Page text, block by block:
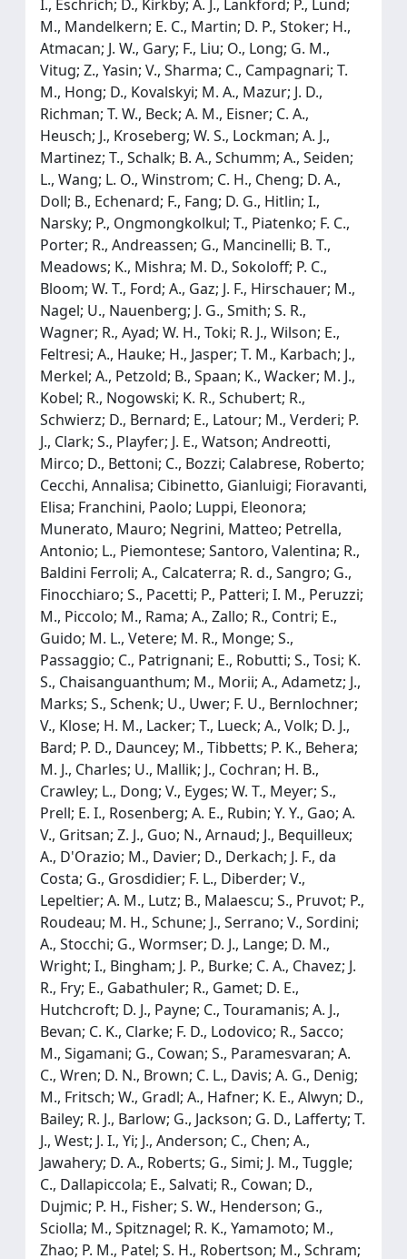
I., Eschrich; D., Kirkby; A. J., Lankford; P., Lund;
M., Mandelkern; E. C., Martin; D. P., Stoker; H.,
Atmacan; J. W., Gary; F., Liu; O., Long; G. M.,
Vitug; Z., Yasin; V., Sharma; C., Campagnari; T.
M., Hong; D., Kovalskyi; M. A., Mazur; J. D.,
Richman; T. W., Beck; A. M., Eisner; C. A.,
Heusch; J., Kroseberg; W. S., Lockman; A. J.,
Martinez; T., Schalk; B. A., Schumm; A., Seiden;
L., Wang; L. O., Winstrom; C. H., Cheng; D. A.,
Doll; B., Echenard; F., Fang; D. G., Hitlin; I.,
Narsky; P., Ongmongkolkul; T., Piatenko; F. C.,
Porter; R., Andreassen; G., Mancinelli; B. T.,
Meadows; K., Mishra; M. D., Sokoloff; P. C.,
Bloom; W. T., Ford; A., Gaz; J. F., Hirschauer; M.,
Nagel; U., Nauenberg; J. G., Smith; S. R.,
Wagner; R., Ayad; W. H., Toki; R. J., Wilson; E.,
Feltresi; A., Hauke; H., Jasper; T. M., Karbach; J.,
Merkel; A., Petzold; B., Spaan; K., Wacker; M. J.,
Kobel; R., Nogowski; K. R., Schubert; R.,
Schwierz; D., Bernard; E., Latour; M., Verderi; P.
J., Clark; S., Playfer; J. E., Watson; Andreotti,
Mirco; D., Bettoni; C., Bozzi; Calabrese, Roberto;
Cecchi, Annalisa; Cibinetto, Gianluigi; Fioravanti,
Elisa; Franchini, Paolo; Luppi, Eleonora;
Munerato, Mauro; Negrini, Matteo; Petrella,
Antonio; L., Piemontese; Santoro, Valentina; R.,
Baldini Ferroli; A., Calcaterra; R. d., Sangro; G.,
Finocchiaro; S., Pacetti; P., Patteri; I. M., Peruzzi;
M., Piccolo; M., Rama; A., Zallo; R., Contri; E.,
Guido; M. L., Vetere; M. R., Monge; S.,
Passaggio; C., Patrignani; E., Robutti; S., Tosi; K.
S., Chaisanguanthum; M., Morii; A., Adametz; J.,
Marks; S., Schenk; U., Uwer; F. U., Bernlochner;
V., Klose; H. M., Lacker; T., Lueck; A., Volk; D. J.,
Bard; P. D., Dauncey; M., Tibbetts; P. K., Behera;
M. J., Charles; U., Mallik; J., Cochran; H. B.,
Crawley; L., Dong; V., Eyges; W. T., Meyer; S.,
Prell; E. I., Rosenberg; A. E., Rubin; Y. Y., Gao; A.
V., Gritsan; Z. J., Guo; N., Arnaud; J., Bequilleux;
A., D'Orazio; M., Davier; D., Derkach; J. F., da
Costa; G., Grosdidier; F. L., Diberder; V.,
Lepeltier; A. M., Lutz; B., Malaescu; S., Pruvot; P.,
Roudeau; M. H., Schune; J., Serrano; V., Sordini;
A., Stocchi; G., Wormser; D. J., Lange; D. M.,
Wright; I., Bingham; J. P., Burke; C. A., Chavez; J.
R., Fry; E., Gabathuler; R., Gamet; D. E.,
Hutchcroft; D. J., Payne; C., Touramanis; A. J.,
Bevan; C. K., Clarke; F. D., Lodovico; R., Sacco;
M., Sigamani; G., Cowan; S., Paramesvaran; A.
C., Wren; D. N., Brown; C. L., Davis; A. G., Denig;
M., Fritsch; W., Gradl; A., Hafner; K. E., Alwyn; D.,
Bailey; R. J., Barlow; G., Jackson; G. D., Lafferty; T.
J., West; J. I., Yi; J., Anderson; C., Chen; A.,
Jawahery; D. A., Roberts; G., Simi; J. M., Tuggle;
C., Dallapiccola; E., Salvati; R., Cowan; D.,
Dujmic; P. H., Fisher; S. W., Henderson; G.,
Sciolla; M., Spitznagel; R. K., Yamamoto; M.,
Zhao; P. M., Patel; S. H., Robertson; M., Schram;